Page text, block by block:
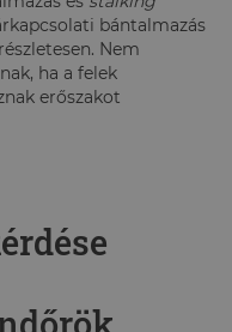
bántalmazás
Nem
ha a felek
erőszakot